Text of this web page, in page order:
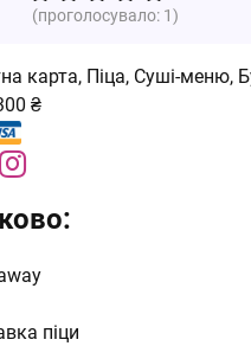
(проголосувало: 1)
карта, Піца, Суші-меню,
₴
піци